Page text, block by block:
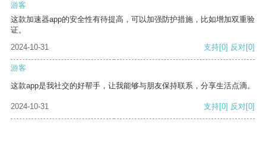
游客
这款加速器app的安全性有待提高，可以加强防护措施，比如增加双重验
证。
2024-10-31
支持[0] 反对[0]
游客
这款app是我社交的好帮手，让我能够与朋友保持联系，分享生活点滴。
2024-10-31 支持[0] 反对[0]